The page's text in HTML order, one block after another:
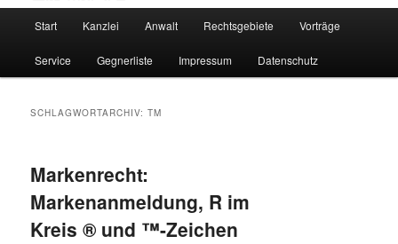
Start Kanzlei Anwalt Rechtsgebiete Vorträge
Service Gegnerliste Impressum Datenschutz
SCHLAGWORTARCHIV:TM
Markenrecht:
Markenanmeldung, R im
Kreis ® und ™-Zeichen